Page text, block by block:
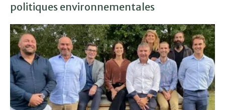
politiques environnementales